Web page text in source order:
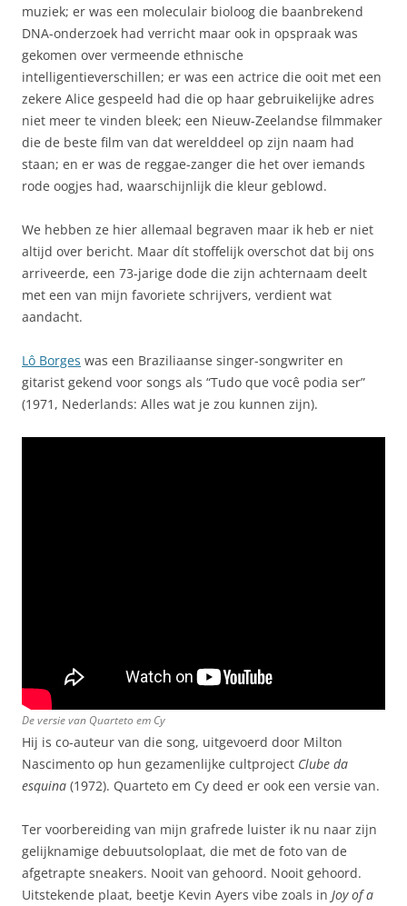
muziek; er was een moleculair bioloog die baanbrekend
DNA-onderzoek had verricht maar ook in opspraak was
gekomen over vermeende ethnische
intelligentieverschillen; er was een actrice die ooit met een
zekere Alice gespeeld had die op haar gebruikelijke adres
niet meer te vinden bleek; een Nieuw-Zeelandse filmmaker
die de beste film van dat werelddeel op zijn naam had
staan; en er was de reggae-zanger die het over iemands
rode oogjes had, waarschijnlijk die kleur geblowd.
We hebben ze hier allemaal begraven maar ik heb er niet
altijd over bericht. Maar dít stoffelijk overschot dat bij ons
arriveerde, een 73-jarige dode die zijn achternaam deelt
met een van mijn favoriete schrijvers, verdient wat
aandacht.
Lô Borges was een Braziliaanse singer-songwriter en
gitarist gekend voor songs als “Tudo que você podia ser”
(1971, Nederlands: Alles wat je zou kunnen zijn).
De versie van Quarteto em Cy
Hij is co-auteur van die song, uitgevoerd door Milton
Nascimento op hun gezamenlijke cultproject Clube da
esquina (1972). Quarteto em Cy deed er ook een versie van.
Ter voorbereiding van mijn grafrede luister ik nu naar zijn
gelijknamige debuutsoloplaat, die met de foto van de
afgetrapte sneakers. Nooit van gehoord. Nooit gehoord.
Uitstekende plaat, beetje Kevin Ayers vibe zoals in Joy of a